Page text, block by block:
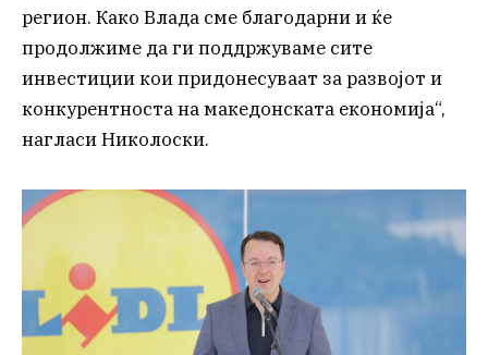
регион. Како Влада сме благодарни и ќе
продолжиме да ги поддржуваме сите
инвестиции кои придонесуваат за развојот и
конкурентноста на македонската економија“,
нагласи Николоски.